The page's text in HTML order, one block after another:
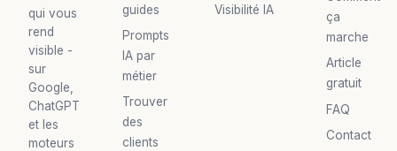
qui vous
rend
visible -
sur
Google,
ChatGPT
et les
moteurs
guides
Prompts
IA par
métier
Trouver
des
clients
Visibilité IA
ça
marche
Article
gratuit
FAQ
Contact